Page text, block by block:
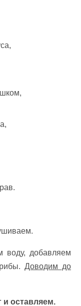
добавляем
Доводим до
оставляем.